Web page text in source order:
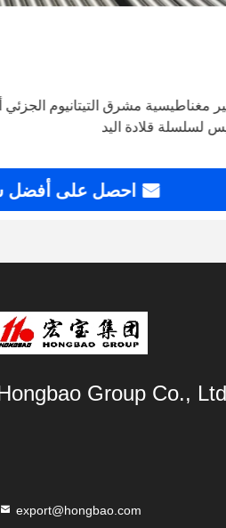
مغناطيسية مشرق التيتانيوم
لسلسلة قلادة اليد
احصل على أفضل
Group Co., Ltd.
export@hongbao.com